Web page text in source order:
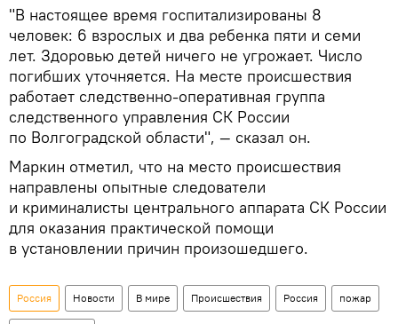
"В настоящее время госпитализированы 8
человек: 6 взрослых и два ребенка пяти и семи
лет. Здоровью детей ничего не угрожает. Число
погибших уточняется. На месте происшествия
работает следственно-оперативная группа
следственного управления СК России
по Волгоградской области", — сказал он.
Маркин отметил, что на место происшествия
направлены опытные следователи
и криминалисты центрального аппарата СК России
для оказания практической помощи
в установлении причин произошедшего.
Россия Новости В мире Происшествия Россия пожар